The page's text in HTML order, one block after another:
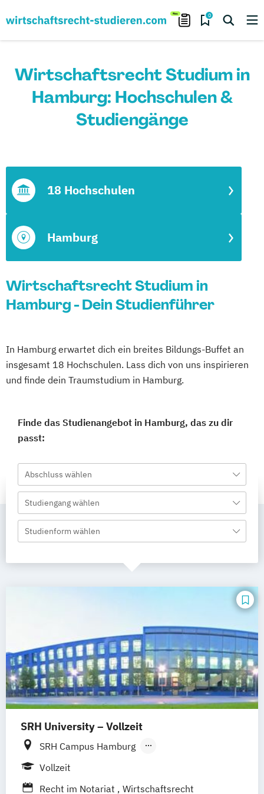
0
Wirtschaftsrecht Studium in
Hamburg: Hochschulen &
Studiengänge
Hamburg
18 Hochschulen
Wirtschaftsrecht Studium in
Hamburg - Dein Studienführer
In Hamburg erwartet dich ein breites Bildungs-Buffet an
insgesamt 18 Hochschulen. Lass dich von uns inspirieren
und finde dein Traumstudium in Hamburg.
Finde das Studienangebot in Hamburg, das zu dir
passt:
Abschluss wählen
Studiengang wählen
Studienform wählen
SRH University – Vollzeit
SRH Campus Hamburg
SRH Campus Heidelberg
Vollzeit
Recht im Notariat
Wirtschaftsrecht